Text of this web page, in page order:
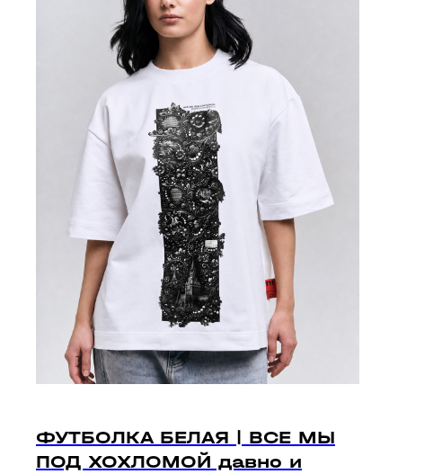
ФУТБОЛКА БЕЛАЯ | ВСЕ МЫ
ПОД ХОХЛОМОЙ давно и